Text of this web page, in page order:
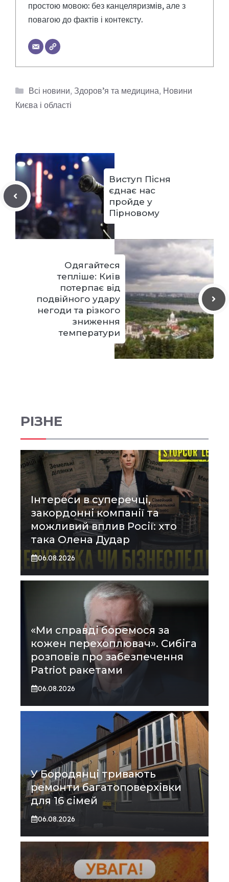
простою мовою: без канцеляризмів, але з
повагою до фактів і контексту.
Категорії
Всі новини, Здоров’я та медицина, Новини
Києва і області
Виступ Пісня
єднає нас
пройде у
Пірновому
Одягайтеся
тепліше: Київ
потерпає від
подвійного удару
негоди та різкого
зниження
температури
РІЗНЕ
Інтереси в суперечці,
закордонні компанії та
можливий вплив Росії: хто
така Олена Дудар
06.08.2026
«Ми справді боремося за
кожен перехоплювач». Сибіга
розповів про забезпечення
Patriot ракетами
06.08.2026
У Бородянці тривають
ремонти багатоповерхівки
для 16 сімей
06.08.2026